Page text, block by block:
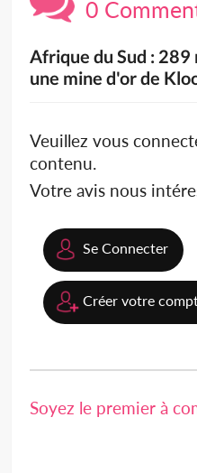
0
Afrique du Sud : 289
une mine d'or de
Veuillez vous
contenu.
Votre avis nous
Se Connecter
Créer votre
Soyez le premier à